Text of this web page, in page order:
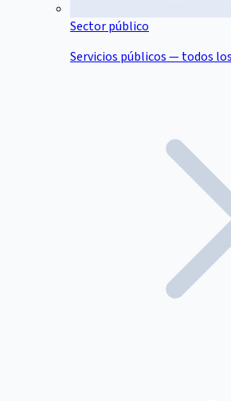
Sector público
Servicios públicos — todos